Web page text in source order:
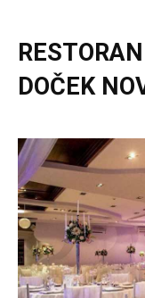
DOČEK